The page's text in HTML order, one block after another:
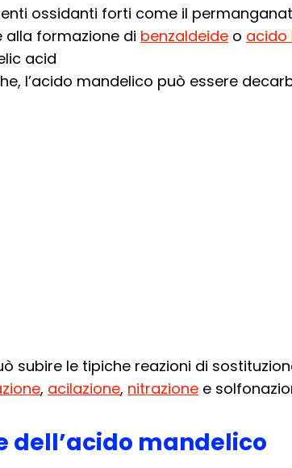
ossidanti forti come il
formazione di benzaldeide o acido
l’acido mandelico può essere
subire le tipiche reazioni di
, acilazione, nitrazione e
dell’acido mandelico